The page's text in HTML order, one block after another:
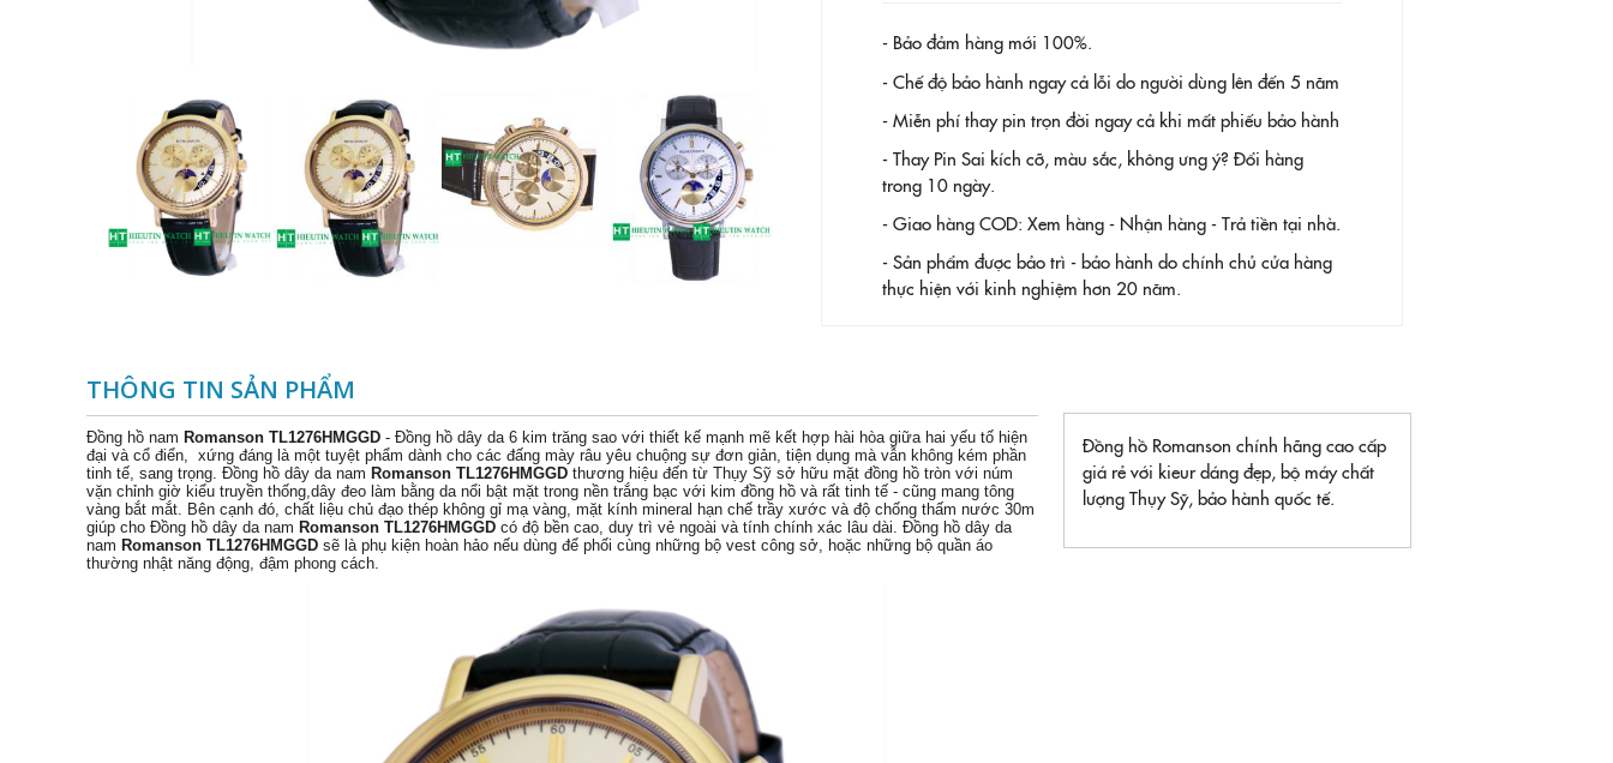
- Bảo đảm hàng mới 100%.
- Chế độ bảo hành ngay cả lỗi do người dùng lên đến 5 năm
- Miễn phí thay pin trọn đời ngay cả khi mất phiếu bảo hành
- Thay Pin Sai kích cỡ, màu sắc, không ưng ý? Đổi hàng
trong 10 ngày.
- Giao hàng COD: Xem hàng - Nhận hàng - Trả tiền tại nhà.
- Sản phẩm được bảo trì - bảo hành do chính chủ cửa hàng
thực hiện với kinh nghiệm hơn 20 năm.
THÔNG TIN SẢN PHẨM
Đồng hồ nam Romanson TL1276HMGGD - Đồng hồ dây da 6 kim trăng sao với thiết kế mạnh mẽ kết hợp hài hòa giữa hai yếu tố hiện
đại và cổ điển, xứng đáng là một tuyệt phẩm dành cho các đấng mày râu yêu chuộng sự đơn giản, tiện dụng mà vẫn không kém phần
tinh tế, sang trọng. Đồng hồ dây da nam Romanson TL1276HMGGD thương hiệu đến từ Thụy Sỹ sở hữu mặt đồng hồ tròn với núm
vặn chỉnh giờ kiểu truyền thống,dây đeo làm bằng da nổi bật mặt trong nền trắng bạc với kim đồng hồ và rất tinh tế - cũng mang tông
vàng bắt mắt. Bên cạnh đó, chất liệu chủ đạo thép không gỉ mạ vàng, mặt kính mineral hạn chế trầy xước và độ chống thấm nước 30m
giúp cho Đồng hồ dây da nam Romanson TL1276HMGGD có độ bền cao, duy trì vẻ ngoài và tính chính xác lâu dài. Đồng hồ dây da
nam Romanson TL1276HMGGD sẽ là phụ kiện hoàn hảo nếu dùng để phối cùng những bộ vest công sở, hoặc những bộ quần áo
thường nhật năng động, đậm phong cách.
Đồng hồ Romanson chính hãng cao cấp
giá rẻ với kieur dáng đẹp, bộ máy chất
lượng Thụy Sỹ, bảo hành quốc tế.